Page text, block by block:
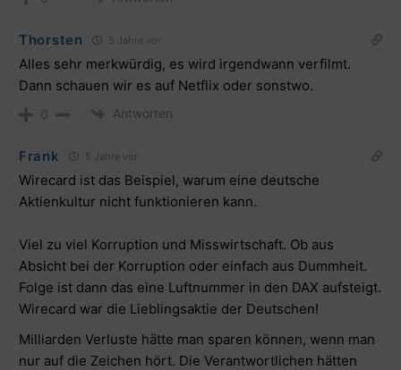
Thorsten 5 Jahre vor
Alles sehr merkwürdig, es wird irgendwann verfilmt.
Dann schauen wir es auf Netflix oder sonstwo.
0 Antworten
Frank 5 Jahre vor
Wirecard ist das Beispiel, warum eine deutsche
Aktienkultur nicht funktionieren kann.
Viel zu viel Korruption und Misswirtschaft. Ob aus
Absicht bei der Korruption oder einfach aus Dummheit.
Folge ist dann das eine Luftnummer in den DAX aufsteigt.
Wirecard war die Lieblingsaktie der Deutschen!
Milliarden Verluste hätte man sparen können, wenn man
nur auf die Zeichen hört. Die Verantwortlichen hätten